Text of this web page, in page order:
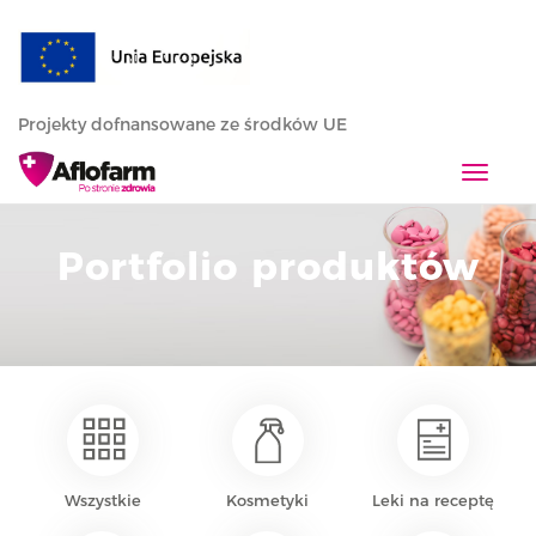
Projekty dofnansowane ze środków UE
T
o
g
g
l
e
n
a
Portfolio produktów
Wszystkie Kosmetyki Leki na receptę